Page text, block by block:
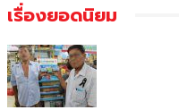
เรื่องยอดนิยม